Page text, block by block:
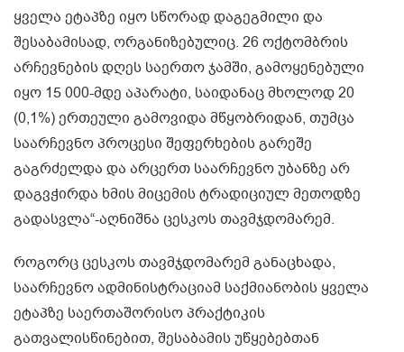
ყველა ეტაპზე იყო სწორად დაგეგმილი და
შესაბამისად, ორგანიზებულიც. 26 ოქტომბრის
არჩევნების დღეს საერთო ჯამში, გამოყენებული
იყო 15 000-მდე აპარატი, საიდანაც მხოლოდ 20
(0,1%) ერთეული გამოვიდა მწყობრიდან, თუმცა
საარჩევნო პროცესი შეფერხების გარეშე
გაგრძელდა და არცერთ საარჩევნო უბანზე არ
დაგვჭირდა ხმის მიცემის ტრადიციულ მეთოდზე
გადასვლა“-აღნიშნა ცესკოს თავმჯდომარემ.
როგორც ცესკოს თავმჯდომარემ განაცხადა,
საარჩევნო ადმინისტრაციამ საქმიანობის ყველა
ეტაპზე საერთაშორისო პრაქტიკის
გათვალისწინებით, შესაბამის უწყებებთან